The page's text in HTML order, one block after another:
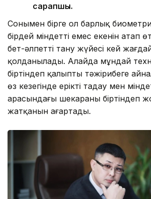
сарапшы.
Сонымен бірге ол барлық
бірдей міндетті емес екенін атап
бет-әлпетті тану жүйесі кей
қолданылады. Алайда мұндай
біртіндеп қалыпты тәжірибеге
өз кезегінде ерікті таңдау мен
арасындағы шекараны біртіндеп
жатқанын аңғартады.